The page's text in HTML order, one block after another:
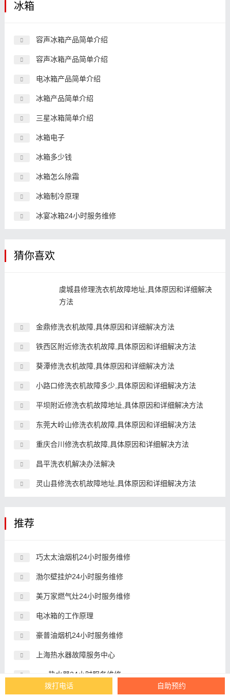
冰箱
容声冰箱产品简单介绍
容声冰箱产品简单介绍
电冰箱产品简单介绍
冰箱产品简单介绍
三星冰箱简单介绍
冰箱电子
冰箱多少钱
冰箱怎么除霜
冰箱制冷原理
冰宴冰箱24小时服务维修
猜你喜欢
虞城县修理洗衣机故障地址,具体原因和详细解决
方法
金鼎修洗衣机故障,具体原因和详细解决方法
铁西区附近修洗衣机故障,具体原因和详细解决方法
葵潭修洗衣机故障,具体原因和详细解决方法
小路口修洗衣机故障多少,具体原因和详细解决方法
平坝附近修洗衣机故障地址,具体原因和详细解决方法
东莞大岭山修洗衣机故障,具体原因和详细解决方法
重庆合川修洗衣机故障,具体原因和详细解决方法
昌平洗衣机解决办法解决
灵山县修洗衣机故障地址,具体原因和详细解决方法
推荐
巧太太油烟机24小时服务维修
渤尔壁挂炉24小时服务维修
美万家燃气灶24小时服务维修
电冰箱的工作原理
豪普油烟机24小时服务维修
上海热水器故障服务中心
aeg热水器24小时服务维修
沈阳空调解决24小时解决服务维修
拨打电话 自助预约